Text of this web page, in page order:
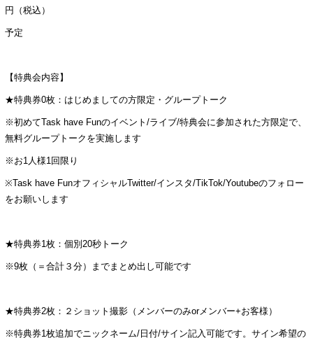
円（税込）
予定
【特典会内容】
★特典券0枚：はじめましての方限定・グループトーク
※初めてTask have Funのイベント/ライブ/特典会に参加された方限定で、
無料グループトークを実施します
※お1人様1回限り
※Task have FunオフィシャルTwitter/インスタ/TikTok/Youtubeのフォロー
をお願いします
★特典券1枚：個別20秒トーク
※9枚（＝合計３分）までまとめ出し可能です
★特典券2枚：２ショット撮影（メンバーのみorメンバー+お客様）
※特典券1枚追加でニックネーム/日付/サイン記入可能です。サイン希望の